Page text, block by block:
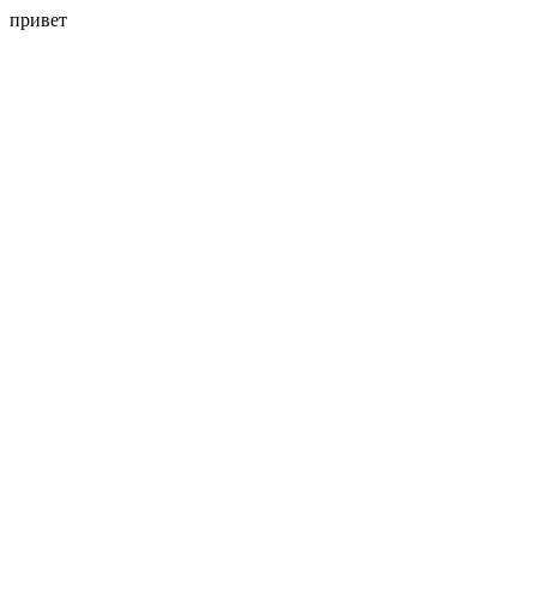
привет